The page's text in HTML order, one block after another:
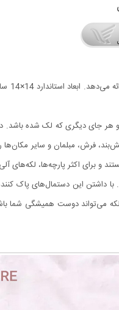
و برای اکثر پارچه‌ها، لکه‌های
با داشتن این دستمال‌های پاک
دوست همیشگی شما